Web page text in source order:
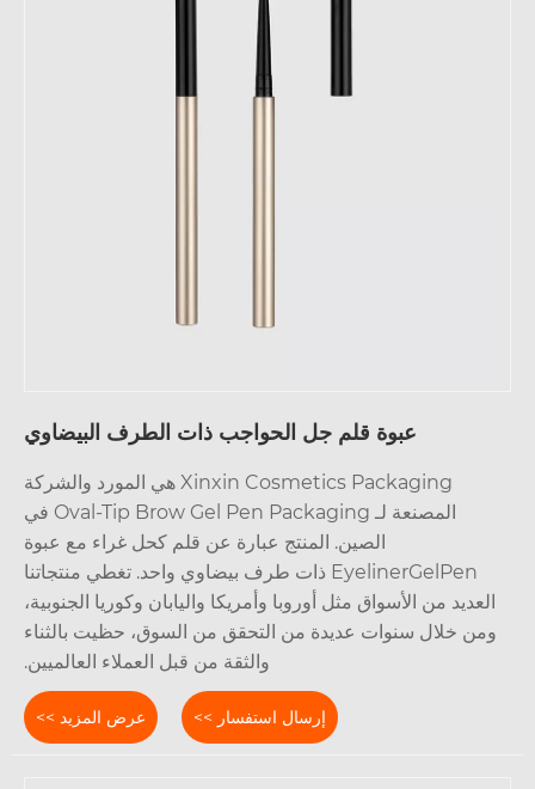
عبوة قلم جل الحواجب ذات الطرف البيضاوي
Xinxin Cosmetics Packaging هي المورد والشركة
المصنعة لـ Oval-Tip Brow Gel Pen Packaging في
الصين. المنتج عبارة عن قلم كحل غراء مع عبوة
EyelinerGelPen ذات طرف بيضاوي واحد. تغطي منتجاتنا
من الأسواق مثل أوروبا وأمريكا واليابان وكوريا الجنوبية،
خلال سنوات عديدة من التحقق من السوق، حظيت بالثناء
والثقة من قبل العملاء العالميين.
عرض المزيد >> إرسال استفسار >>